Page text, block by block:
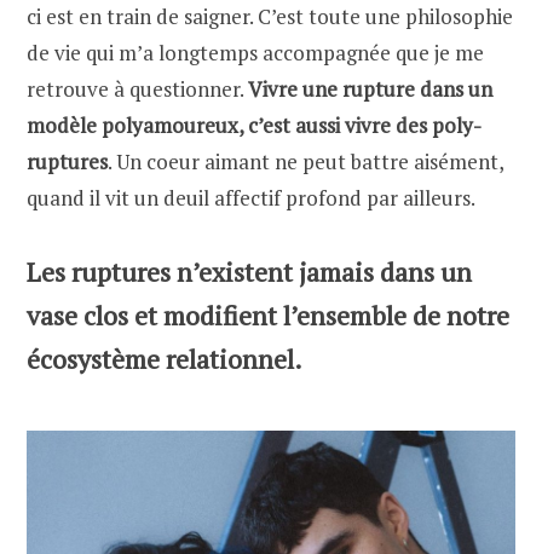
ci est en train de saigner. C’est toute une philosophie
de vie qui m’a longtemps accompagnée que je me
retrouve à questionner.Vivre une rupture dans un
modèle polyamoureux, c’est aussi vivre des poly-
ruptures. Un coeur aimant ne peut battre aisément,
quand il vit un deuil affectif profond par ailleurs.
Les ruptures n’existent jamais dans un
vase clos et modifient l’ensemble de notre
écosystème relationnel.